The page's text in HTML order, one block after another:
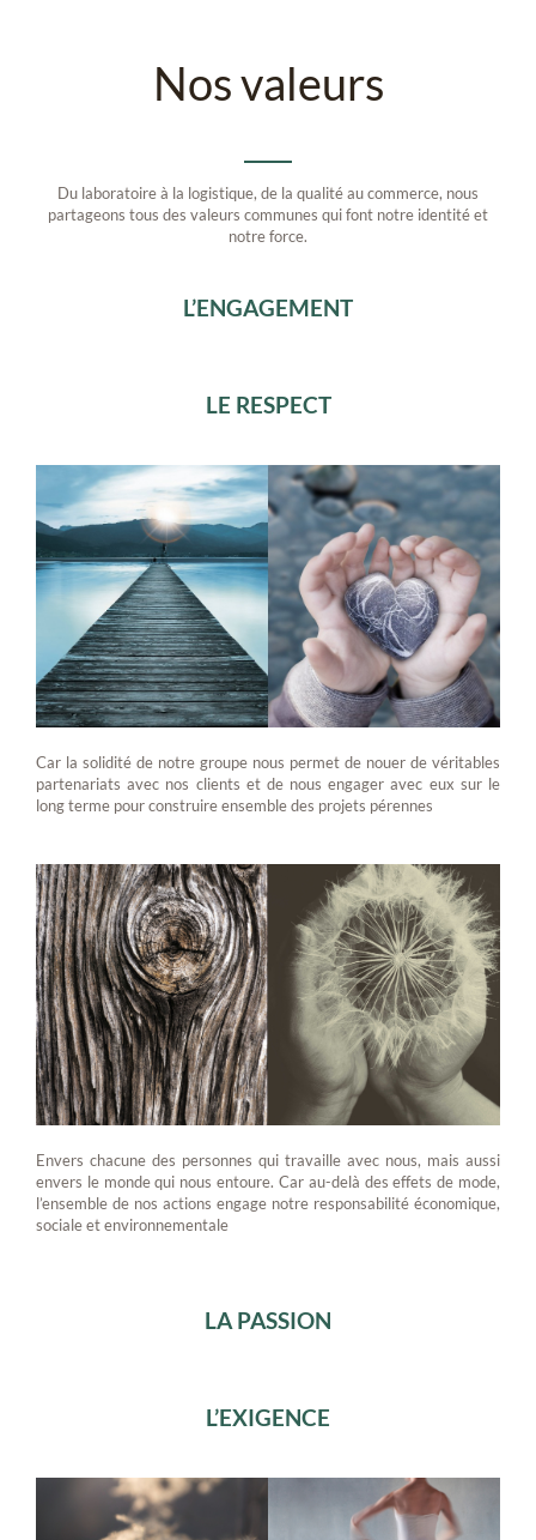
Nos valeurs
Du laboratoire à la logistique, de la qualité au commerce, nous
partageons tous des valeurs communes qui font notre identité et
notre force.
L’ENGAGEMENT
LE RESPECT
Car la solidité de notre groupe nous permet de nouer de véritables
partenariats avec nos clients et de nous engager avec eux sur le
long terme pour construire ensemble des projets pérennes
Envers chacune des personnes qui travaille avec nous, mais aussi
envers le monde qui nous entoure. Car au-delà des effets de mode,
l’ensemble de nos actions engage notre responsabilité économique,
sociale et environnementale
LA PASSION
L’EXIGENCE